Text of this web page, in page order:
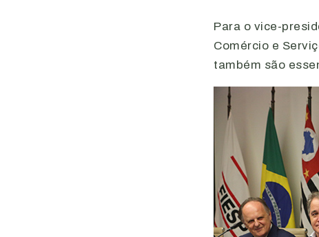
Para o vice-
Comércio e
também são